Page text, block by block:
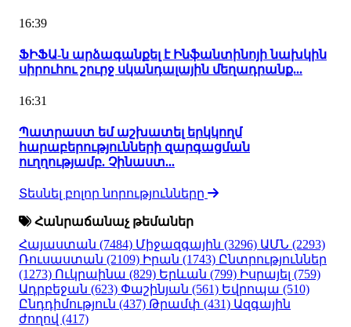
16:39
ՖԻՖԱ-ն արձագանքել է Ինֆանտինոյի նախկին
սիրուհու շուրջ սկանդալային մեղադրանք...
16:31
Պատրաստ եմ աշխատել երկկողմ
հարաբերությունների զարգացման
ուղղությամբ. Չինաստ...
Տեսնել բոլոր նորությունները
Հանրաճանաչ թեմաներ
Հայաստան (7484) Միջազգային (3296) ԱՄՆ (2293)
Ռուսաստան (2109) Իրան (1743) Ընտրություններ
(1273) Ուկրաինա (829) Երևան (799) Իսրայել (759)
Ադրբեջան (623) Փաշինյան (561) Եվրոպա (510)
Ընդդիմություն (437) Թրամփ (431) Ազգային
ժողով (417)